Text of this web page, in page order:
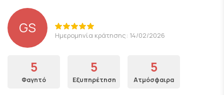
GS Ημερομηνία κράτησης: 14/02/2026
5
Φαγητό
5
Εξυπηρέτηση
5
Ατμόσφαιρα